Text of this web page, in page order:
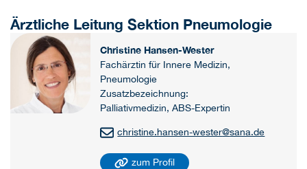
Ärztliche Leitung Sektion Pneumologie
Christine Hansen-Wester
Fachärztin für Innere Medizin,
Pneumologie
Zusatzbezeichnung:
Palliativmedizin, ABS-Expertin
christine.hansen-wester@sana.de
zum Profil